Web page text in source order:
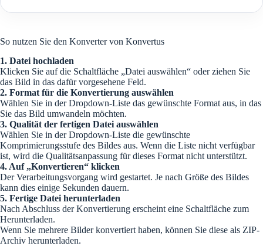
So nutzen Sie den Konverter von Konvertus
1. Datei hochladen
Klicken Sie auf die Schaltfläche „Datei auswählen“ oder ziehen Sie
das Bild in das dafür vorgesehene Feld.
2. Format für die Konvertierung auswählen
Wählen Sie in der Dropdown-Liste das gewünschte Format aus, in das
Sie das Bild umwandeln möchten.
3. Qualität der fertigen Datei auswählen
Wählen Sie in der Dropdown-Liste die gewünschte
Komprimierungsstufe des Bildes aus. Wenn die Liste nicht verfügbar
ist, wird die Qualitätsanpassung für dieses Format nicht unterstützt.
4. Auf „Konvertieren“ klicken
Der Verarbeitungsvorgang wird gestartet. Je nach Größe des Bildes
kann dies einige Sekunden dauern.
5. Fertige Datei herunterladen
Nach Abschluss der Konvertierung erscheint eine Schaltfläche zum
Herunterladen.
Wenn Sie mehrere Bilder konvertiert haben, können Sie diese als ZIP-
Archiv herunterladen.